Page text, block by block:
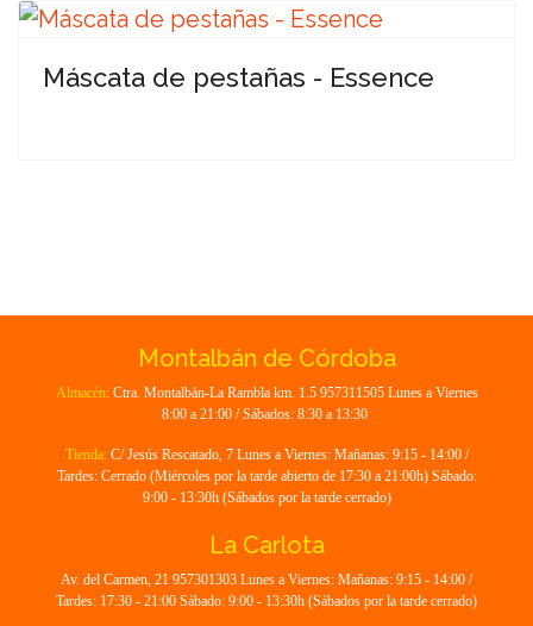
Máscata de pestañas - Essence
Montalbán de Córdoba
Almacén: Ctra. Montalbán-La Rambla km. 1.5 957311505 Lunes a Viernes
8:00 a 21:00 / Sábados: 8:30 a 13:30
Tienda: C/ Jesús Rescatado, 7 Lunes a Viernes: Mañanas: 9:15 - 14:00 /
Tardes: Cerrado (Miércoles por la tarde abierto de 17:30 a 21:00h) Sábado:
9:00 - 13:30h (Sábados por la tarde cerrado)
La Carlota
Av. del Carmen, 21 957301303 Lunes a Viernes: Mañanas: 9:15 - 14:00 /
Tardes: 17:30 - 21:00 Sábado: 9:00 - 13:30h (Sábados por la tarde cerrado)